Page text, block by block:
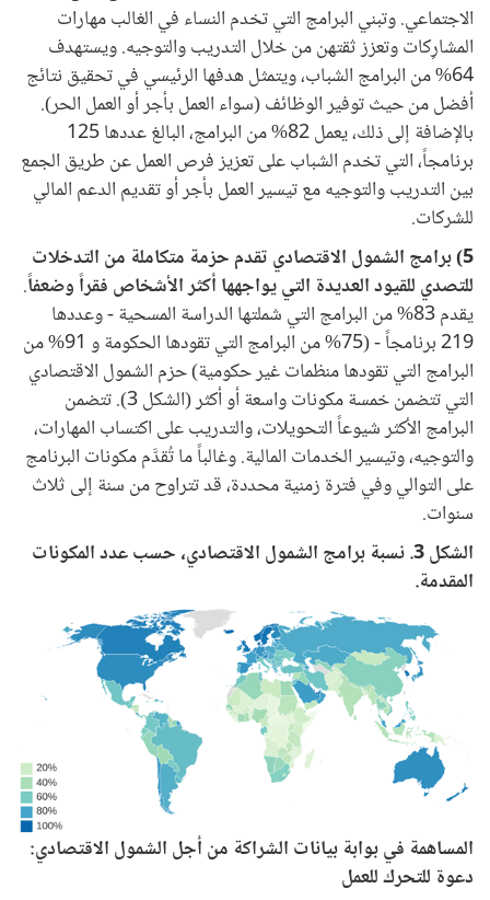
الاجتماعي. وتبني البرامج التي تخدم النساء في الغالب مهارات
المشارِكات وتعزز ثقتهن من خلال التدريب والتوجيه. ويستهدف
64% من البرامج الشباب، ويتمثل هدفها الرئيسي في تحقيق نتائج
أفضل من حيث توفير الوظائف (سواء العمل بأجر أو العمل الحر).
بالإضافة إلى ذلك، يعمل 82% من البرامج، البالغ عددها 125
برنامجاً، التي تخدم الشباب على تعزيز فرص العمل عن طريق الجمع
بين التدريب والتوجيه مع تيسير العمل بأجر أو تقديم الدعم المالي
للشركات.
5) برامج الشمول الاقتصادي تقدم حزمة متكاملة من التدخلات
للتصدي للقيود العديدة التي يواجهها أكثر الأشخاص فقراً وضعفاً.
يقدم 83% من البرامج التي شملتها الدراسة المسحية - وعددها
219 برنامجاً - (75% من البرامج التي تقودها الحكومة و 91% من
البرامج التي تقودها منظمات غير حكومية) حزم الشمول الاقتصادي
التي تتضمن خمسة مكونات واسعة أو أكثر (الشكل 3). تتضمن
البرامج الأكثر شيوعاً التحويلات، والتدريب على اكتساب المهارات،
والتوجيه، وتيسير الخدمات المالية. وغالباً ما تُقدَّم مكونات البرنامج
على التوالي وفي فترة زمنية محددة، قد تتراوح من سنة إلى ثلاث
سنوات.
الشكل 3. نسبة برامج الشمول الاقتصادي، حسب عدد المكونات
المقدمة.
Image
المساهمة في بوابة بيانات الشراكة من أجل الشمول الاقتصادي:
دعوة للتحرك للعمل